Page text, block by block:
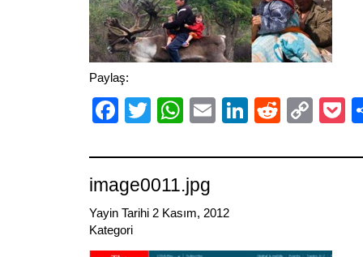
Paylaş:
Facebook
TwitterWhatsApp
EmailLinkedIn
Reddit
image0011.jpg
Yayin Tarihi 2 Kasım, 2012
Kategori